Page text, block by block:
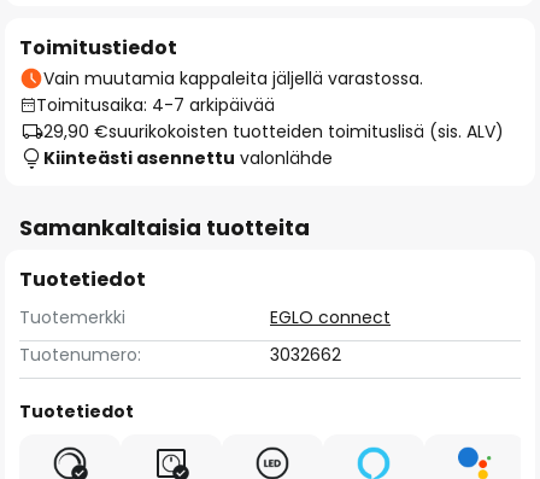
Toimitustiedot
Vain muutamia kappaleita jäljellä varastossa.
Toimitusaika: 4-7 arkipäivää
29,90 €suurikokoisten tuotteiden toimituslisä (sis. ALV)
Kiinteästi asennettu valonlähde
Samankaltaisia tuotteita
Tuotetiedot
Tuotemerkki
EGLO connect
Tuotenumero:
3032662
Tuotetiedot